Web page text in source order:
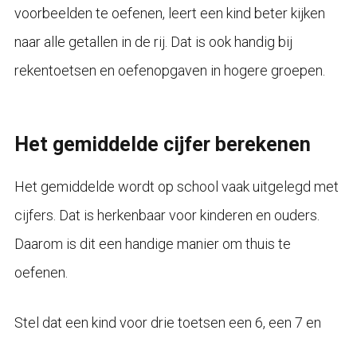
voorbeelden te oefenen, leert een kind beter kijken
naar alle getallen in de rij. Dat is ook handig bij
rekentoetsen en oefenopgaven in hogere groepen.
Het gemiddelde cijfer berekenen
Het gemiddelde wordt op school vaak uitgelegd met
cijfers. Dat is herkenbaar voor kinderen en ouders.
Daarom is dit een handige manier om thuis te
oefenen.
Stel dat een kind voor drie toetsen een 6, een 7 en